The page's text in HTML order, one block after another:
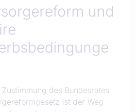
und
des Bundesrates
ist der Weg